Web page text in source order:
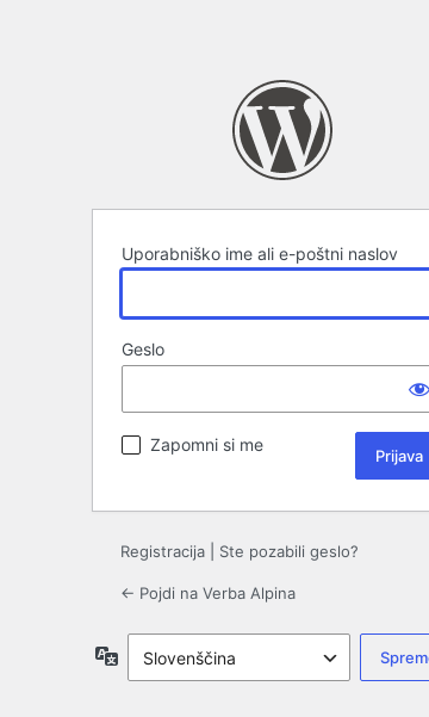
Uporabniško ime ali e-poštni naslov
Geslo
Zapomni si me
Registracija Ste pozabili geslo?
← Pojdi na Verba Alpina
Jezik